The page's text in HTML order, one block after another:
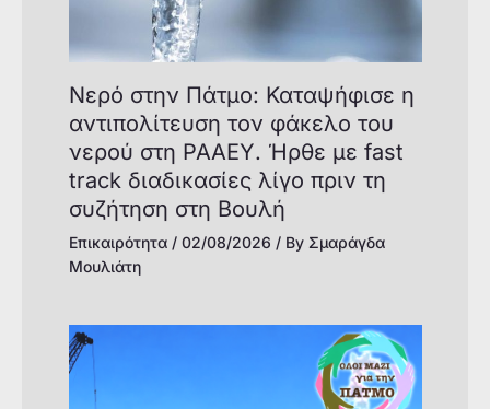
Νερό στην Πάτμο: Καταψήφισε η
αντιπολίτευση τον φάκελο του
νερού στη ΡΑΑΕΥ. Ήρθε με fast
track διαδικασίες λίγο πριν τη
συζήτηση στη Βουλή
Επικαιρότητα/ 02/08/2026 / By Σμαράγδα
Μουλιάτη